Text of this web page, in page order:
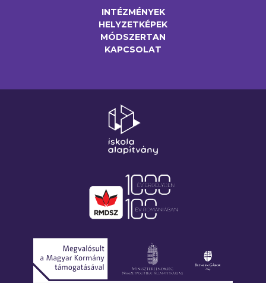
INTÉZMÉNYEK
HELYZETKÉPEK
MÓDSZERTAN
KAPCSOLAT